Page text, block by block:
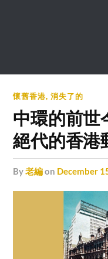
懷舊香港,消失了的
中環的前
絕代的香港
by老編on December